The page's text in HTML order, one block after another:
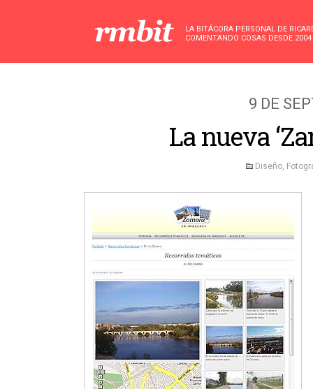
LA BITÁCORA PERSONAL DE
COMENTANDO COSAS DESDE 2004
9 DE
La nueva
Diseño,